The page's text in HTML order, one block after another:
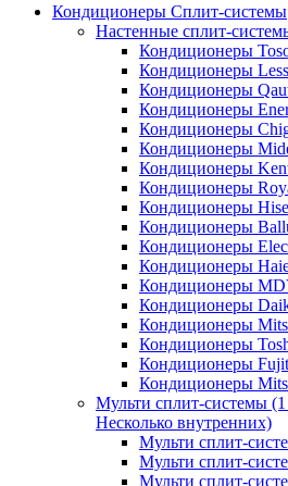
Кондиционеры Сплит-системы
Настенные сплит-
Кондиционеры
Кондиционеры
Кондиционеры
Кондиционеры
Кондиционеры
Кондиционеры
Кондиционеры
Кондиционеры
Кондиционеры
Кондиционеры
Кондиционеры
Кондиционеры
Кондиционеры
Кондиционеры
Кондиционеры
Кондиционеры
Кондиционеры
Кондиционеры
Мульти сплит-системы
Несколько внутренних)
Мульти сплит-
Мульти сплит-
Мульти сплит-